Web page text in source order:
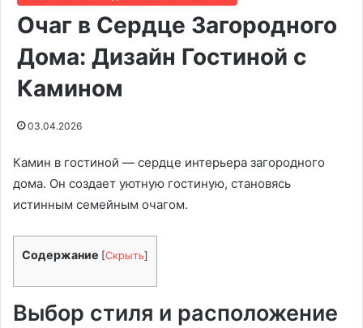
Очаг в Сердце Загородного
Дома: Дизайн Гостиной с
Камином
03.04.2026
Камин в гостиной — сердце интерьера загородного
дома. Он создает уютную гостиную, становясь
истинным семейным очагом.
Содержание [Скрыть]
Выбор стиля и расположение